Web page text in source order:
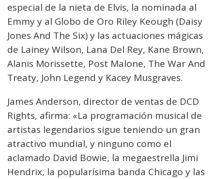
especial de la nieta de Elvis, la nominada al
Emmy y al Globo de Oro Riley Keough (Daisy
Jones And The Six) y las actuaciones mágicas
de Lainey Wilson, Lana Del Rey, Kane Brown,
Alanis Morissette, Post Malone, The War And
Treaty, John Legend y Kacey Musgraves.
James Anderson, director de ventas de DCD
Rights, afirma: «La programación musical de
artistas legendarios sigue teniendo un gran
atractivo mundial, y ninguno como el
aclamado David Bowie, la megaestrella Jimi
Hendrix, la popularísima banda Chicago y las